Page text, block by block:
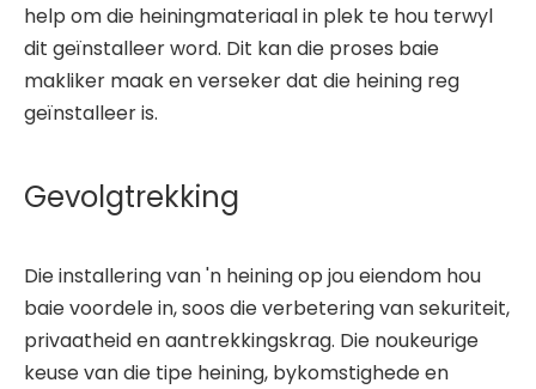
help om die heiningmateriaal in plek te hou terwyl
dit geïnstalleer word. Dit kan die proses baie
makliker maak en verseker dat die heining reg
geïnstalleer is.
Gevolgtrekking
Die installering van 'n heining op jou eiendom hou
baie voordele in, soos die verbetering van sekuriteit,
privaatheid en aantrekkingskrag. Die noukeurige
keuse van die tipe heining, bykomstighede en